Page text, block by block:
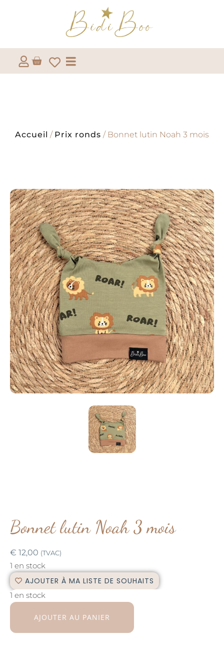
Accueil / Prix ronds / Bonnet lutin Noah 3 mois
Bonnet lutin Noah 3 mois
€ 12,00 (TVAC)
1 en stock
AJOUTER À MA LISTE DE SOUHAITS
1 en stock
AJOUTER AU PANIER